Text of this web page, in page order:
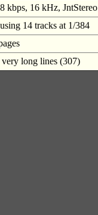
kbps, 16 kHz, JntStereo
14 tracks at 1/384
long lines (307)